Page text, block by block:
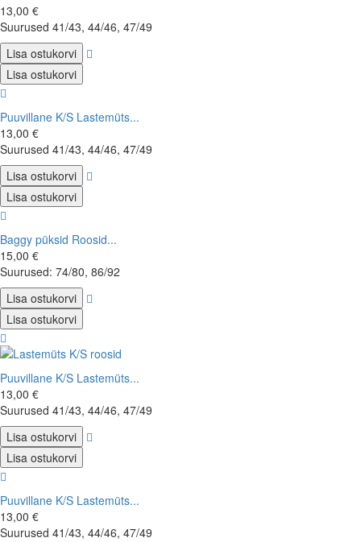
13,00 €
Suurused 41/43, 44/46, 47/49
Lisa ostukorvi
Lisa ostukorvi
Puuvillane K/S Lastemüts...
13,00 €
Suurused 41/43, 44/46, 47/49
Lisa ostukorvi
Lisa ostukorvi
Baggy püksid Roosid...
15,00 €
Suurused: 74/80, 86/92
Lisa ostukorvi
Lisa ostukorvi
Puuvillane K/S Lastemüts...
13,00 €
Suurused 41/43, 44/46, 47/49
Lisa ostukorvi
Lisa ostukorvi
Puuvillane K/S Lastemüts...
13,00 €
Suurused 41/43, 44/46, 47/49